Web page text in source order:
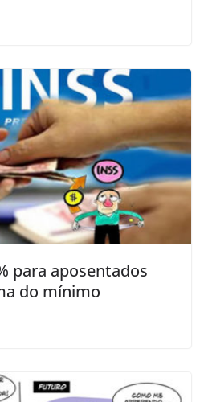
para aposentados
do mínimo